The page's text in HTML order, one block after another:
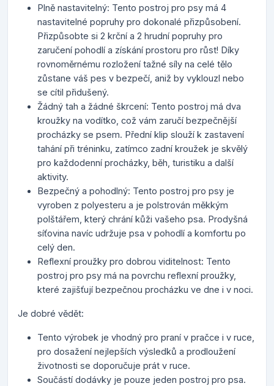
Plně nastavitelný: Tento postroj pro psy má 4
nastavitelné popruhy pro dokonalé přizpůsobení.
Přizpůsobte si 2 krční a 2 hrudní popruhy pro
zaručení pohodlí a získání prostoru pro růst! Díky
rovnoměrnému rozložení tažné síly na celé tělo
zůstane váš pes v bezpečí, aniž by vyklouzl nebo
se cítil přidušený.
Žádný tah a žádné škrcení: Tento postroj má dva
kroužky na vodítko, což vám zaručí bezpečnější
procházky se psem. Přední klip slouží k zastavení
tahání při tréninku, zatímco zadní kroužek je skvělý
pro každodenní procházky, běh, turistiku a další
aktivity.
Bezpečný a pohodlný: Tento postroj pro psy je
vyroben z polyesteru a je polstrován měkkým
polštářem, který chrání kůži vašeho psa. Prodyšná
síťovina navíc udržuje psa v pohodlí a komfortu po
celý den.
Reflexní proužky pro dobrou viditelnost: Tento
postroj pro psy má na povrchu reflexní proužky,
které zajišťují bezpečnou procházku ve dne i v noci.
Je dobré vědět:
Tento výrobek je vhodný pro praní v pračce i v ruce,
pro dosažení nejlepších výsledků a prodloužení
životnosti se doporučuje prát v ruce.
Součástí dodávky je pouze jeden postroj pro psa.